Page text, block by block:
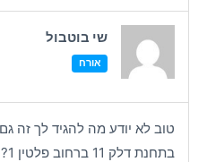
שי בוטבול
אורח
טוב לא יודע מה להגיד לך זה
בתחנת דלק 11 ברחוב פלטין 1?